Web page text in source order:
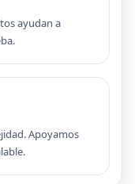
Apoyamos